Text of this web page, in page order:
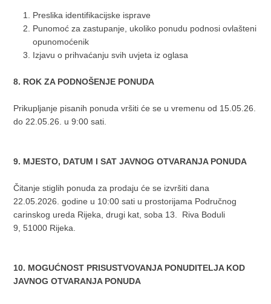
Preslika identifikacijske isprave
Punomoć za zastupanje, ukoliko ponudu podnosi ovlašteni
opunomoćenik
Izjavu o prihvaćanju svih uvjeta iz oglasa
8. ROK ZA PODNOŠENJE PONUDA
Prikupljanje pisanih ponuda vršiti će se u vremenu od 15.05.26.
do 22.05.26. u 9:00 sati.
9. MJESTO, DATUM I SAT JAVNOG OTVARANJA PONUDA
Čitanje stiglih ponuda za prodaju će se izvršiti dana
22.05.2026. godine u 10:00 sati u prostorijama Područnog
carinskog ureda Rijeka, drugi kat, soba 13. Riva Boduli
9, 51000 Rijeka.
10. MOGUĆNOST PRISUSTVOVANJA PONUDITELJA KOD
JAVNOG OTVARANJA PONUDA